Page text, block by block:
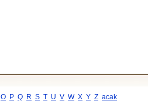
O P Q R S T U V W X Y Z acak